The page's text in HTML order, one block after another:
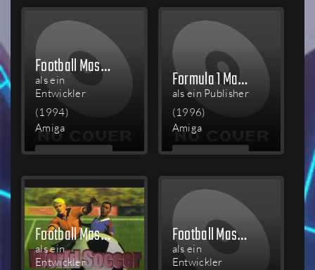
Football Masters (Version 5)
als ein
Entwickler
(1994)
Amiga
MEHR
Formula 1 Masters
als ein Publisher
(1996)
Amiga
MEHR
Football Masters 96/97
als ein
Entwickler
Football Masters 99
als ein
Entwickler